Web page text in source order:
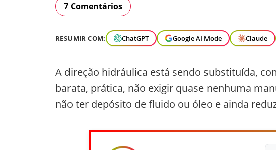
7 Comentários
RESUMIR COM: ChatGPT Google AI Mode Claude
A direção hidráulica está sendo substituída,
barata, prática, não exigir quase nenhuma
não ter depósito de fluido ou óleo e ainda